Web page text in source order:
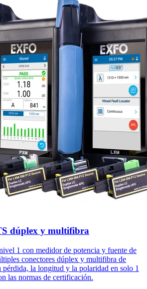
dúplex y multifibra
1 con medidor de potencia y fuente de
conectores dúplex y multifibra de
la longitud y la polaridad en solo 1
las normas de certificación.